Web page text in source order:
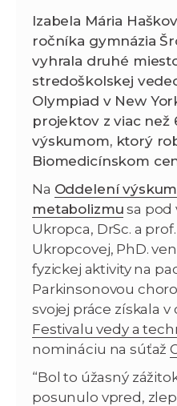
Izabela Mária
ročníka gymnázia
vyhrala druhé
stredoškolskej
Olympiad v New
projektov z viac než
výskumom, ktorý
Biomedicínskom
Na Oddelení
metabolizmu sa pod
Ukropca, DrSc. a
Ukropcovej, PhD.
fyzickej aktivity na
Parkinsonovou
svojej práce získala
Festivalu vedy a
nomináciu na súťaž
“Bol to úžasný
posunulo vpred,